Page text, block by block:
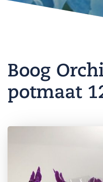
Boog
potmaat